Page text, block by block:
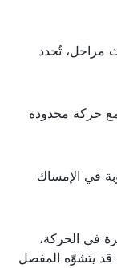
مراحل، تُحدد
مع حركة محدودة
في الإمساك
في الحركة،
قد يتشوّه المفصل